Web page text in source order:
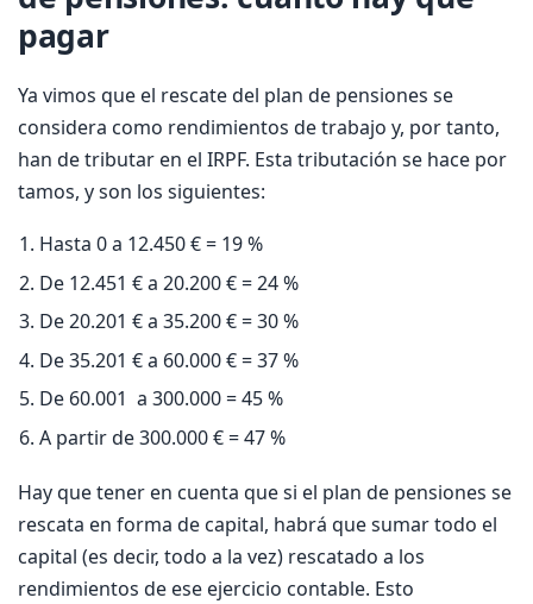
pagar
Ya vimos que el rescate del plan de pensiones se
considera como rendimientos de trabajo y, por tanto,
han de tributar en el IRPF. Esta tributación se hace por
tamos, y son los siguientes:
Hasta 0 a 12.450 € = 19 %
De 12.451 € a 20.200 € = 24 %
De 20.201 € a 35.200 € = 30 %
De 35.201 € a 60.000 € = 37 %
De 60.001 a 300.000 = 45 %
A partir de 300.000 € = 47 %
Hay que tener en cuenta que si el plan de pensiones se
rescata en forma de capital, habrá que sumar todo el
capital (es decir, todo a la vez) rescatado a los
rendimientos de ese ejercicio contable. Esto